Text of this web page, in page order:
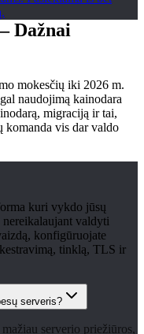
Dažnai
mokesčių iki 2026 m.
naudojimą kainodara
migraciją ir tai,
vis dar valdo
kuri vykdo jūsų
valdyti
konfigūruojate
tinklą, TLS ir
serveris?
serverio priežiūros,